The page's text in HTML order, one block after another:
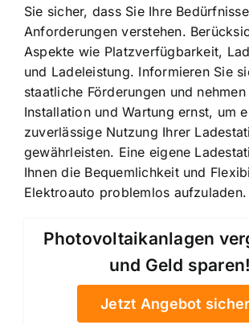
Sie sicher, dass Sie Ihre
Anforderungen verstehen.
Aspekte wie Platzverfügbarkeit,
und Ladeleistung. Informieren Sie
staatliche Förderungen und
Installation und Wartung ernst, um
zuverlässige Nutzung Ihrer
gewährleisten. Eine eigene
Ihnen die Bequemlichkeit und
Elektroauto problemlos aufzuladen.
Photovoltaikanlagen
und Geld sparen!
Jetzt Angebot